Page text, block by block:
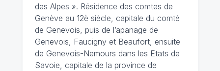
des Alpes ». Résidence des comtes de
Genève au 12è siècle, capitale du comté
de Genevois, puis de l’apanage de
Genevois, Faucigny et Beaufort, ensuite
de Genevois-Nemours dans les Etats de
Savoie, capitale de la province de